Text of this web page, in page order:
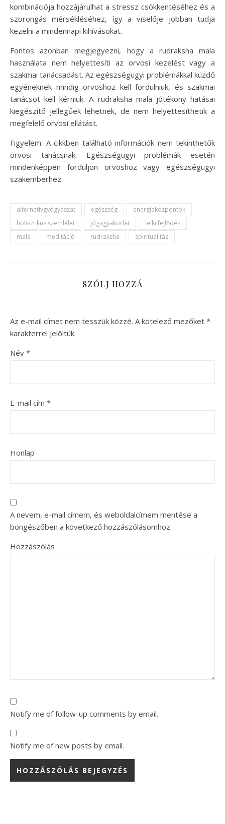
kombinációja hozzájárulhat a stressz csökkentéséhez és a
szorongás mérsékléséhez, így a viselője jobban tudja
kezelni a mindennapi kihívásokat.
Fontos azonban megjegyezni, hogy a rudraksha mala
használata nem helyettesíti az orvosi kezelést vagy a
szakmai tanácsadást. Az egészségügyi problémákkal küzdő
egyéneknek mindig orvoshoz kell fordulniuk, és szakmai
tanácsot kell kérniük. A rudraksha mala jótékony hatásai
kiegészítő jellegűek lehetnek, de nem helyettesíthetik a
megfelelő orvosi ellátást.
Figyelem: A cikkben található információk nem tekinthetők
orvosi tanácsnak. Egészségügyi problémák esetén
mindenképpen forduljon orvoshoz vagy egészségügyi
szakemberhez.
alternatívgyógyászat egészség
energiaközpontok
holisztikus szemlélet
jógagyakorlat
lelki fejlődés
mala
meditáció rudraksha spiritualitás
SZÓLJ HOZZÁ
Az e-mail címet nem tesszük közzé. A kötelező mezőket *
karakterrel jelöltük
Név *
E-mail cím *
Honlap
A nevem, e-mail címem, és weboldalcímem mentése a
böngészőben a következő hozzászólásomhoz.
Hozzászólás
Notify me of follow-up comments by email.
Notify me of new posts by email.